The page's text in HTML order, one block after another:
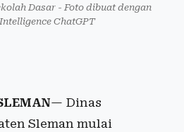
Dasar - Foto dibuat dengan
ChatGPT
— Dinas
Sleman mulai